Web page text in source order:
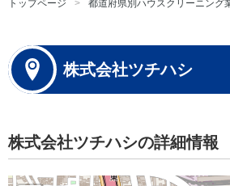
トップページ 都道府県別ハウスクリーニング
株式会社ツチハシ
株式会社ツチハシの詳細情報